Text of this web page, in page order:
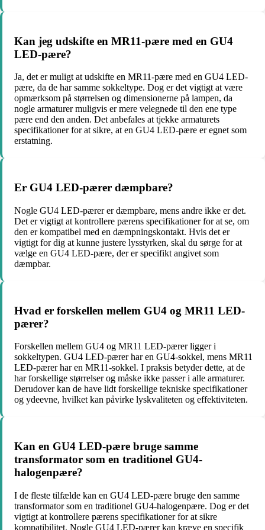
Kan jeg udskifte en MR11-pære med en GU4
LED-pære?
Ja, det er muligt at udskifte en MR11-pære med en GU4 LED-
pære, da de har samme sokkeltype. Dog er det vigtigt at være
opmærksom på størrelsen og dimensionerne på lampen, da
nogle armaturer muligvis er mere velegnede til den ene type
pære end den anden. Det anbefales at tjekke armaturets
specifikationer for at sikre, at en GU4 LED-pære er egnet som
erstatning.
Er GU4 LED-pærer dæmpbare?
Nogle GU4 LED-pærer er dæmpbare, mens andre ikke er det.
Det er vigtigt at kontrollere pærens specifikationer for at se, om
den er kompatibel med en dæmpningskontakt. Hvis det er
vigtigt for dig at kunne justere lysstyrken, skal du sørge for at
vælge en GU4 LED-pære, der er specifikt angivet som
dæmpbar.
Hvad er forskellen mellem GU4 og MR11 LED-
pærer?
Forskellen mellem GU4 og MR11 LED-pærer ligger i
sokkeltypen. GU4 LED-pærer har en GU4-sokkel, mens MR11
LED-pærer har en MR11-sokkel. I praksis betyder dette, at de
har forskellige størrelser og måske ikke passer i alle armaturer.
Derudover kan de have lidt forskellige tekniske specifikationer
og ydeevne, hvilket kan påvirke lyskvaliteten og effektiviteten.
Kan en GU4 LED-pære bruge samme
transformator som en traditionel GU4-
halogenpære?
I de fleste tilfælde kan en GU4 LED-pære bruge den samme
transformator som en traditionel GU4-halogenpære. Dog er det
vigtigt at kontrollere pærens specifikationer for at sikre
kompatibilitet. Nogle GU4 LED-pærer kan kræve en specifik